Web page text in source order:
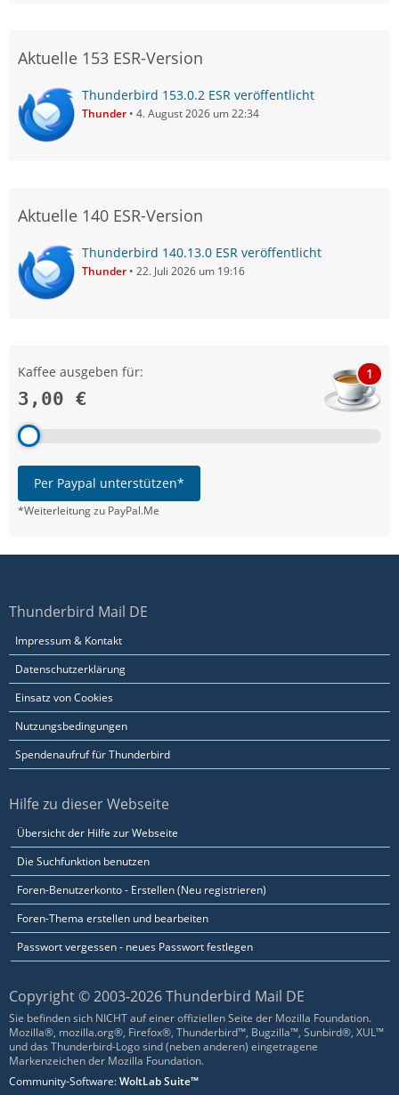
Aktuelle 153 ESR-Version
Thunderbird 153.0.2 ESR veröffentlicht
Thunder 4. August 2026 um 22:34
Aktuelle 140 ESR-Version
Thunderbird 140.13.0 ESR veröffentlicht
Thunder 22. Juli 2026 um 19:16
Kaffee ausgeben für:
3,00 €
1
Per Paypal unterstützen*
*Weiterleitung zu PayPal.Me
Thunderbird Mail DE
Impressum & Kontakt
Datenschutzerklärung
Einsatz von Cookies
Nutzungsbedingungen
Spendenaufruf für Thunderbird
Hilfe zu dieser Webseite
Übersicht der Hilfe zur Webseite
Die Suchfunktion benutzen
Foren-Benutzerkonto - Erstellen (Neu registrieren)
Foren-Thema erstellen und bearbeiten
Passwort vergessen - neues Passwort festlegen
Copyright © 2003-2026 Thunderbird Mail DE
Sie befinden sich NICHT auf einer offiziellen Seite der Mozilla Foundation.
Mozilla®, mozilla.org®, Firefox®, Thunderbird™, Bugzilla™, Sunbird®, XUL™
und das Thunderbird-Logo sind (neben anderen) eingetragene
Markenzeichen der Mozilla Foundation.
Community-Software:WoltLab Suite™